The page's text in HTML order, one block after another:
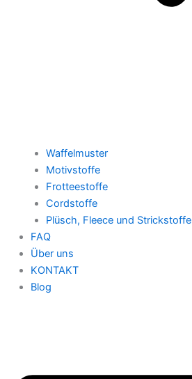
Waffelmuster
Motivstoffe
Frotteestoffe
Cordstoffe
Plüsch, Fleece und Strickstoffe
FAQ
Über uns
KONTAKT
Blog